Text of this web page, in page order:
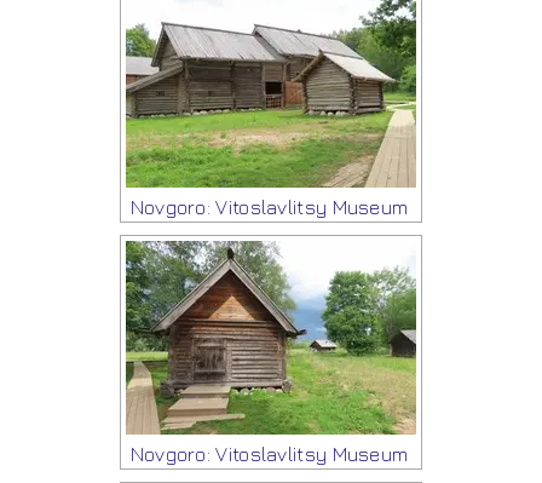
Novgoro: Vitoslavlitsy Museum
Novgoro: Vitoslavlitsy Museum